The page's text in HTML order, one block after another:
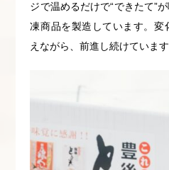
ジで温めるだけで“できたて”
凍商品を製造しています。変
えながら、前進し続けています